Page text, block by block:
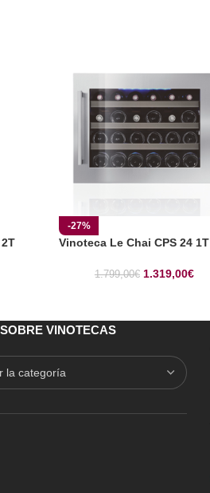
-27%
Vinoteca Le Chai CPS 24 1T
1.799,00€ 1.319,00€
VINOTECAS